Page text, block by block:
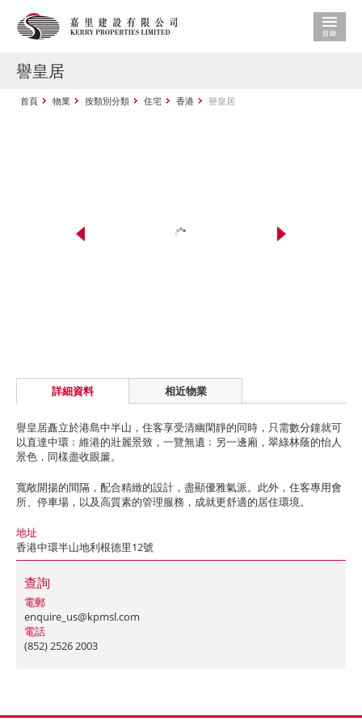
譽皇居
首頁 物業 按類別分類 住宅 香港 譽皇居
詳細資料 相近物業
譽皇居矗立於港島中半山，住客享受清幽閑靜的同時，只需數分鐘就可
以直達中環﹔維港的壯麗景致，一覽無遺﹔另一邊廂，翠綠林蔭的怡人
景色，同樣盡收眼簾。
寬敞開揚的間隔，配合精緻的設計，盡顯優雅氣派。此外，住客專用會
所、停車場，以及高質素的管理服務，成就更舒適的居住環境。
地址
香港中環半山地利根德里12號
查詢
電郵
enquire_us@kpmsl.com
電話
(852) 2526 2003